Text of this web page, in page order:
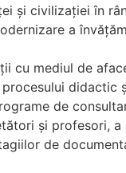
şi civilizaţiei în
a
cu mediul de
didactic
de
şi profesori,
de